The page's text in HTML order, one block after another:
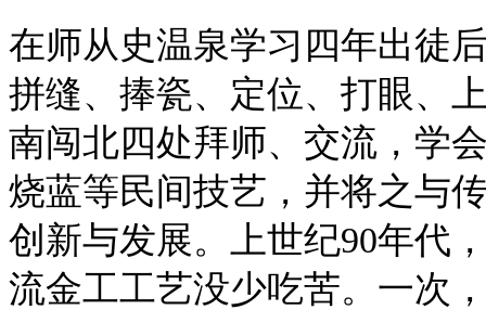
在师从史温泉学习四年出徒
拼缝、捧瓷、定位、打眼、
南闯北四处拜师、交流，学
烧蓝等民间技艺，并将之与
创新与发展。上世纪90年代
流金工工艺没少吃苦。一次